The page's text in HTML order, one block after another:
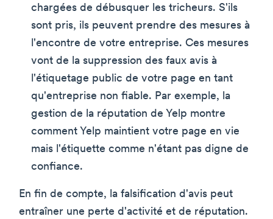
chargées de débusquer les tricheurs. S'ils
sont pris, ils peuvent prendre des mesures à
l'encontre de votre entreprise. Ces mesures
vont de la suppression des faux avis à
l'étiquetage public de votre page en tant
qu'entreprise non fiable. Par exemple, la
gestion de la réputation de Yelp montre
comment Yelp maintient votre page en vie
mais l'étiquette comme n'étant pas digne de
confiance.
En fin de compte, la falsification d'avis peut
entraîner une perte d'activité et de réputation.